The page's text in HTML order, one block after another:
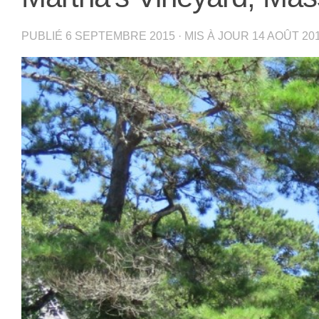
PUBLIÉ 6 SEPTEMBRE 2015 · MIS À JOUR 14 AOÛT